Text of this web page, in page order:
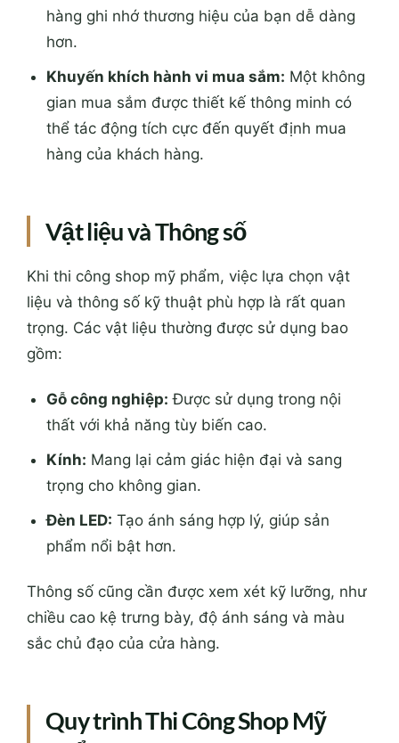
hàng ghi nhớ thương hiệu của bạn dễ dàng
hơn.
Khuyến khích hành vi mua sắm: Một không
gian mua sắm được thiết kế thông minh có
thể tác động tích cực đến quyết định mua
hàng của khách hàng.
Vật liệu và Thông số
Khi thi công shop mỹ phẩm, việc lựa chọn vật
liệu và thông số kỹ thuật phù hợp là rất quan
trọng. Các vật liệu thường được sử dụng bao
gồm:
Gỗ công nghiệp: Được sử dụng trong nội
thất với khả năng tùy biến cao.
Kính: Mang lại cảm giác hiện đại và sang
trọng cho không gian.
Đèn LED: Tạo ánh sáng hợp lý, giúp sản
phẩm nổi bật hơn.
Thông số cũng cần được xem xét kỹ lưỡng, như
chiều cao kệ trưng bày, độ ánh sáng và màu
sắc chủ đạo của cửa hàng.
Quy trình Thi Công Shop Mỹ